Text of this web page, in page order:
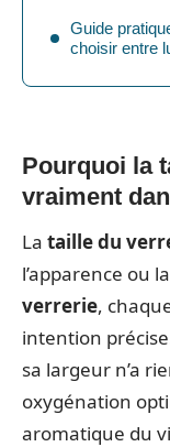
Guide
choisir entre
Pourquoi la
vraiment
La taille du
l’apparence ou
verrerie,
intention
sa largeur n’a
oxygénation
aromatique du